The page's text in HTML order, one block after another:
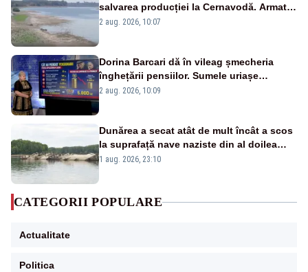
salvarea producției la Cernavodă. Armata
va detona o stâncă și va devia apa
2 aug. 2026, 10:07
Dorina Barcari dă în vileag șmecheria
înghețării pensiilor. Sumele uriașe
pierdute de fiecare român
2 aug. 2026, 10:09
Dunărea a secat atât de mult încât a scos
la suprafață nave naziste din al doilea
război mondial
1 aug. 2026, 23:10
CATEGORII POPULARE
Actualitate
Politica